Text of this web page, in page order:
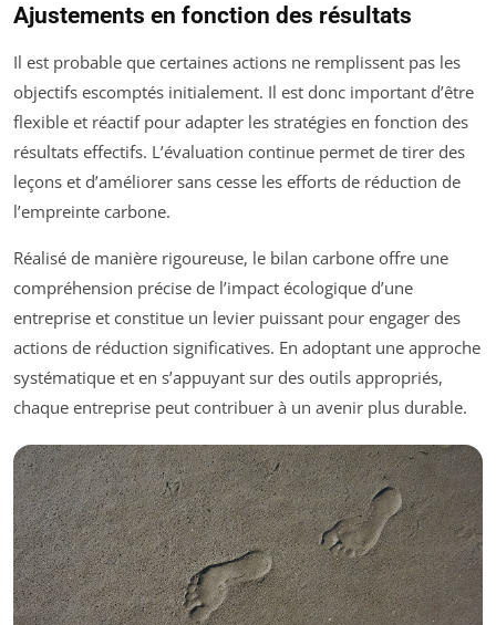
Ajustements en fonction des résultats
Il est probable que certaines actions ne remplissent pas les
objectifs escomptés initialement. Il est donc important d’être
flexible et réactif pour adapter les stratégies en fonction des
résultats effectifs. L’évaluation continue permet de tirer des
leçons et d’améliorer sans cesse les efforts de réduction de
l’empreinte carbone.
Réalisé de manière rigoureuse, le bilan carbone offre une
compréhension précise de l’impact écologique d’une
entreprise et constitue un levier puissant pour engager des
actions de réduction significatives. En adoptant une approche
systématique et en s’appuyant sur des outils appropriés,
chaque entreprise peut contribuer à un avenir plus durable.